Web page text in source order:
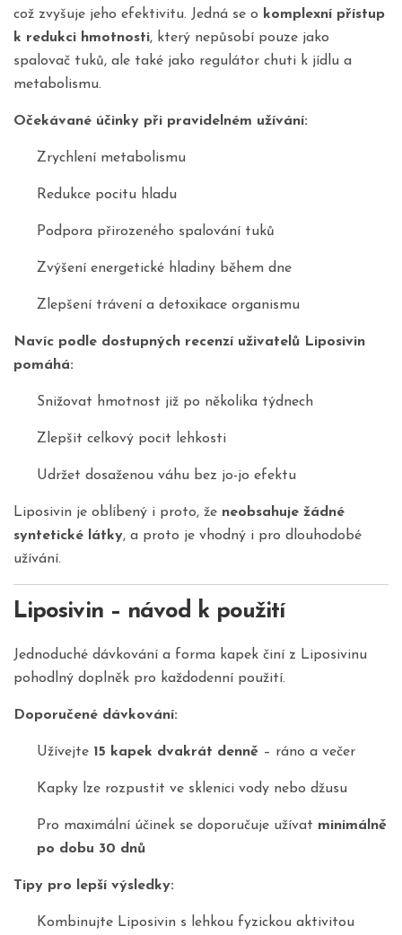
což zvyšuje jeho efektivitu. Jedná se o komplexní přístup
k redukci hmotnosti, který nepůsobí pouze jako
spalovač tuků, ale také jako regulátor chuti k jídlu a
metabolismu.
Očekávané účinky při pravidelném užívání:
Zrychlení metabolismu
Redukce pocitu hladu
Podpora přirozeného spalování tuků
Zvýšení energetické hladiny během dne
Zlepšení trávení a detoxikace organismu
Navíc podle dostupných recenzí uživatelů Liposivin
pomáhá:
Snižovat hmotnost již po několika týdnech
Zlepšit celkový pocit lehkosti
Udržet dosaženou váhu bez jo-jo efektu
Liposivin je oblíbený i proto, že neobsahuje žádné
syntetické látky, a proto je vhodný i pro dlouhodobé
užívání.
Liposivin – návod k použití
Jednoduché dávkování a forma kapek činí z Liposivinu
pohodlný doplněk pro každodenní použití.
Doporučené dávkování:
Užívejte 15 kapek dvakrát denně– ráno a večer
Kapky lze rozpustit ve sklenici vody nebo džusu
Pro maximální účinek se doporučuje užívat minimálně
po dobu 30 dnů
Tipy pro lepší výsledky:
Kombinujte Liposivin s lehkou fyzickou aktivitou